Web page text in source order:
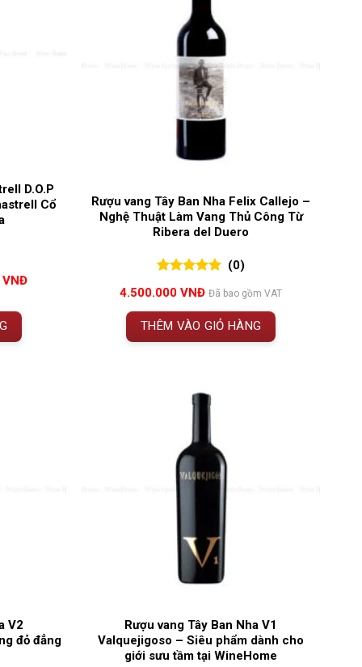
D.O.P
Cổ
VNĐGiá
Rượu vang Tây Ban Nha Felix Callejo –
Nghệ Thuật Làm Vang Thủ Công Từ
Ribera del Duero
đánh giá
(0)
4.500.000VNĐ Đã bao gồm VAT
THÊM VÀO GIỎ HÀNG
V2
đỏ đẳng
Rượu vang Tây Ban Nha V1
Valquejigoso – Siêu phẩm dành cho
giới sưu tầm tại WineHome